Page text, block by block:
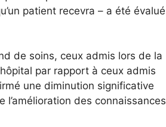
patient recevra – a été évalué
de soins, ceux admis lors de la
par rapport à ceux admis
une diminution significative
des connaissances